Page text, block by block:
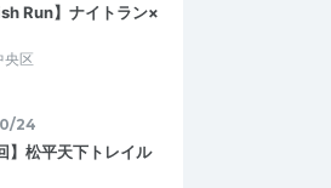
Run】ナイトラン×
央区
24
】松平天下トレイル